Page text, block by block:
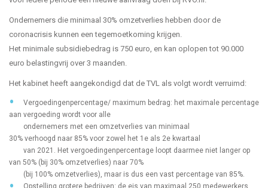
Ondernemers die minimaal 30% omzetverlies hebben door de
coronacrisis kunnen een tegemoetkoming krijgen.
Het minimale subsidiebedrag is 750 euro, en kan oplopen tot 90.000
euro belastingvrij over 3 maanden.
Het kabinet heeft aangekondigd dat de TVL als volgt wordt verruimd:
Vergoedingenpercentage/ maximum bedrag: het maximale percentage
aan vergoeding wordt voor alle
ondernemers met een omzetverlies van minimaal
30% verhoogd naar 85% voor zowel het 1 e als 2e kwartaal
van 2021. Het vergoedingenpercentage loopt daarmee niet langer op
van 50% (bij 30% omzetverlies) naar 70%
(bij 100% omzetverlies), maar is dus een vast percentage van 85%.